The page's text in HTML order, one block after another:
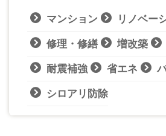
マンション リノベー
修理・修繕 増改築
耐震補強 省エネ
シロアリ防除